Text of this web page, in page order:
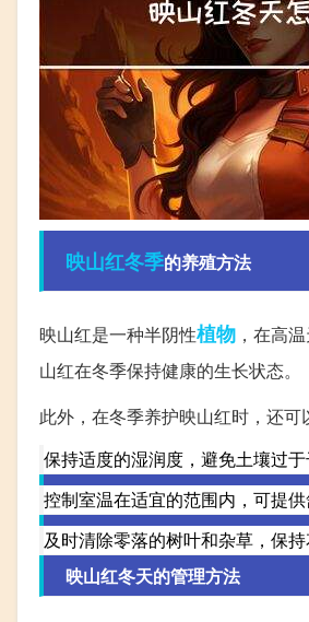
映山红冬季的养殖方法
映山红是一种半阴性植物 ，在高
山红在冬季保持健康的生长状态。
此外，在冬季养护映山红时，还可
保持适度的湿润度，避免土壤过于
控制室温在适宜的范围内，可提供
及时清除零落的树叶和杂草，保持
映山红冬天的管理方法